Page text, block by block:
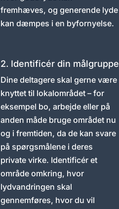
fremhæves, og generende lyde
kan dæmpes i en byfornyelse.
2. Identificér din målgruppe
Dine deltagere skal gerne være
knyttet til lokalområdet – for
eksempel bo, arbejde eller på
anden måde bruge området nu
og i fremtiden, da de kan svare
på spørgsmålene i deres
private virke. Identificér et
område omkring, hvor
lydvandringen skal
gennemføres, hvor du vil